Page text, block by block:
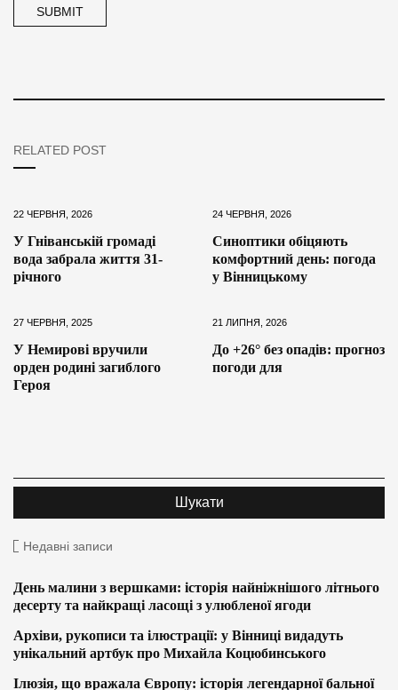
RELATED POST
22 ЧЕРВНЯ, 2026
У Гніванській громаді
вода забрала життя 31-
річного
24 ЧЕРВНЯ, 2026
Синоптики обіцяють
комфортний день: погода
у Вінницькому
27 ЧЕРВНЯ, 2025
У Немирові вручили
орден родині загиблого
Героя
21 ЛИПНЯ, 2026
До +26° без опадів: прогноз
погоди для
Недавні записи
День малини з вершками: історія найніжнішого літнього
десерту та найкращі ласощі з улюбленої ягоди
Архіви, рукописи та ілюстрації: у Вінниці видадуть
унікальний артбук про Михайла Коцюбинського
Ілюзія, що вражала Європу: історія легендарної бальної